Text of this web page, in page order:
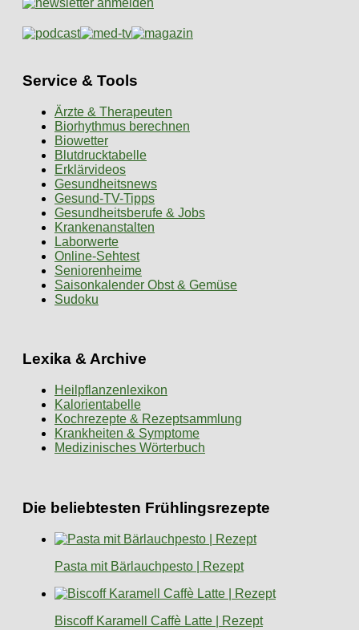
Service & Tools
Ärzte & Therapeuten
Biorhythmus berechnen
Biowetter
Blutdrucktabelle
Erklärvideos
Gesundheitsnews
Gesund-TV-Tipps
Gesundheitsberufe & Jobs
Krankenanstalten
Laborwerte
Online-Sehtest
Seniorenheime
Saisonkalender Obst & Gemüse
Sudoku
Lexika & Archive
Heilpflanzenlexikon
Kalorientabelle
Kochrezepte & Rezeptsammlung
Krankheiten & Symptome
Medizinisches Wörterbuch
Die beliebtesten Frühlingsrezepte
Pasta mit Bärlauchpesto | Rezept
Biscoff Karamell Caffè Latte | Rezept